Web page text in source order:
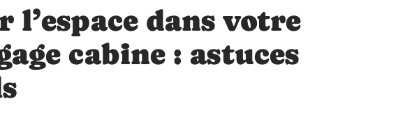
l’espace dans votre
cabine : astuces